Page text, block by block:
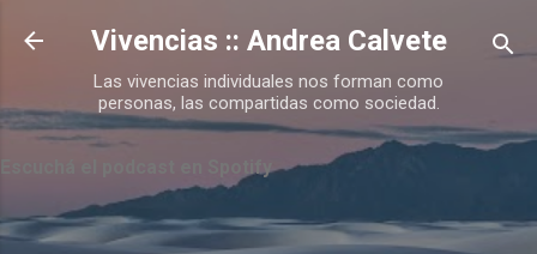
Ir al contenido principal
Vivencias :: Andrea Calvete
Las vivencias individuales nos forman como
personas, las compartidas como sociedad.
Escuchá el podcast en Spotify